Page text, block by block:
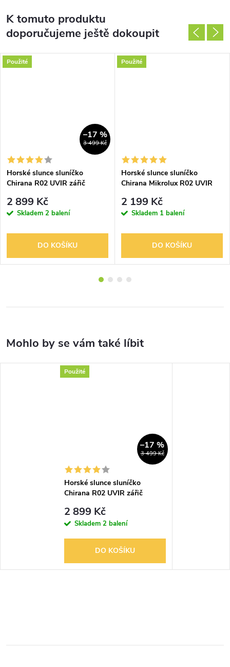
K tomuto produktu
doporučujeme ještě dokoupit
Použité
3 499 Kč
–17 %
Horské slunce sluníčko
Chirana R02 UVIR zářič
2 899 Kč
Skladem 2 balení
DO KOŠÍKU
Použité
Horské slunce sluníčko
Chirana Mikrolux R02 UVIR
2 199 Kč
Skladem 1 balení
DO KOŠÍKU
Použité
3 499 Kč
–17 %
Horské slunce sluníčko
Chirana R02 UVIR zářič
2 899 Kč
Skladem 2 balení
DO KOŠÍKU